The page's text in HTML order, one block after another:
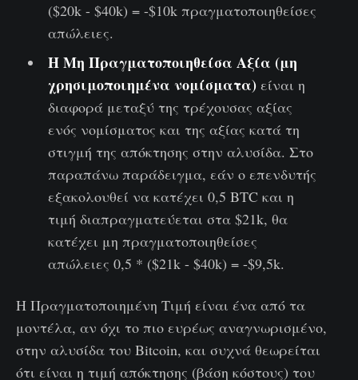
($20k - $40k) = -$10k πραγματοποιηθείσες
απώλειες.
Η Μη Πραγματοποιηθείσα Αξία (μη
χρησιμοποιημένα νομίσματα) είναι η
διαφορά μεταξύ της τρέχουσας αξίας
ενός νομίσματος και της αξίας κατά τη
στιγμή της απόκτησης στην αλυσίδα. Στο
παραπάνω παράδειγμα, εάν ο επενδυτής
εξακολουθεί να κατέχει 0,5 BTC και η
τιμή διαπραγματεύεται στα $21k, θα
κατέχει μη πραγματοποιηθείσες
απώλειες 0,5 * ($21k - $40k) = -$9,5k.
Η Πραγματοποιημένη Τιμή είναι ένα από τα
μοντέλα, αν όχι το πιο ευρέως αναγνωρισμένο,
στην αλυσίδα του Bitcoin, και συχνά θεωρείται
ότι είναι η τιμή απόκτησης (βάση κόστους) του